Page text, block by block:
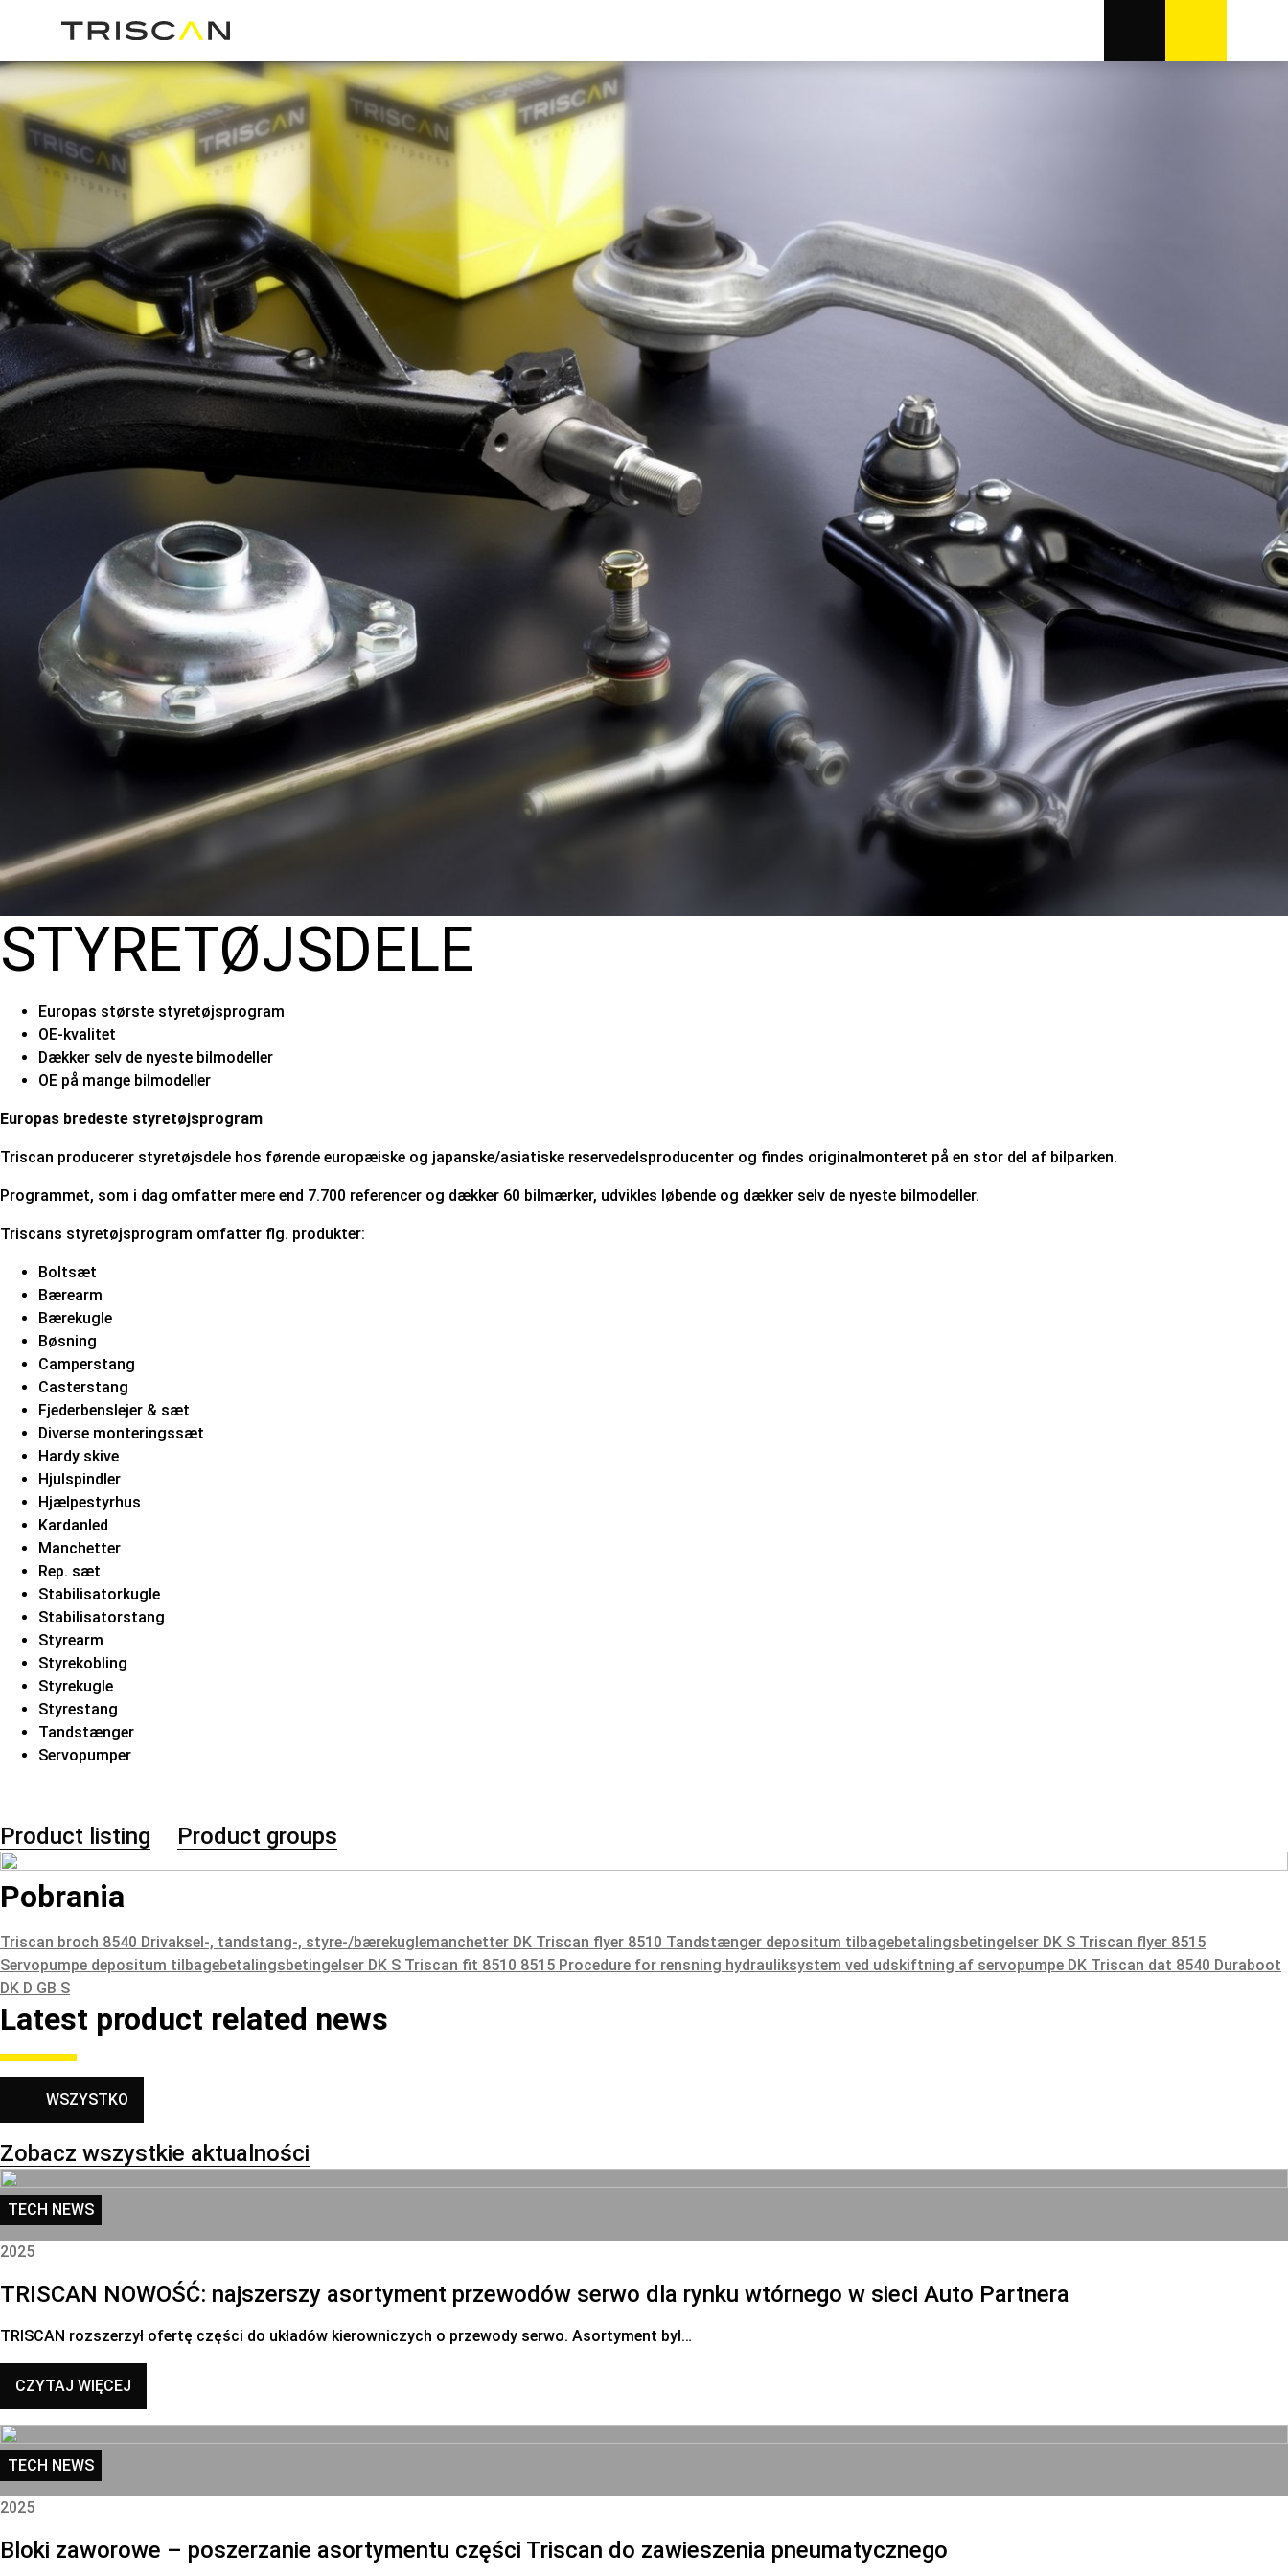
STYRETØJSDELE
Europas største styretøjsprogram
OE-kvalitet
Dækker selv de nyeste bilmodeller
OE på mange bilmodeller
Europas bredeste styretøjsprogram
Triscan producerer styretøjsdele hos førende europæiske og japanske/asiatiske reservedelsproducenter og findes originalmonteret på en stor del af bilparken.
Programmet, som i dag omfatter mere end 7.700 referencer og dækker 60 bilmærker, udvikles løbende og dækker selv de nyeste bilmodeller.
Triscans styretøjsprogram omfatter flg. produkter:
Boltsæt
Bærearm
Bærekugle
Bøsning
Camperstang
Casterstang
Fjederbenslejer & sæt
Diverse monteringssæt
Hardy skive
Hjulspindler
Hjælpestyrhus
Kardanled
Manchetter
Rep. sæt
Stabilisatorkugle
Stabilisatorstang
Styrearm
Styrekobling
Styrekugle
Styrestang
Tandstænger
Servopumper
Product listing Product groups
Pobrania
Triscan broch 8540 Drivaksel-, tandstang-, styre-/bærekuglemanchetter DK Triscan flyer 8510 Tandstænger depositum tilbagebetalingsbetingelser DK S Triscan flyer 8515
Servopumpe depositum tilbagebetalingsbetingelser DK S Triscan fit 8510 8515 Procedure for rensning hydrauliksystem ved udskiftning af servopumpe DK Triscan dat 8540 Duraboot
DK D GB S
Latest product related news
WSZYSTKO
Zobacz wszystkie aktualności
TECH NEWS
2025
TRISCAN NOWOŚĆ: najszerszy asortyment przewodów serwo dla rynku wtórnego w sieci Auto Partnera
TRISCAN rozszerzył ofertę części do układów kierowniczych o przewody serwo. Asortyment był…
CZYTAJ WIĘCEJ
TECH NEWS
2025
Bloki zaworowe – poszerzanie asortymentu części Triscan do zawieszenia pneumatycznego